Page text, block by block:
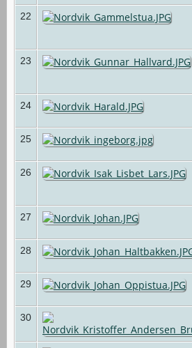
22
23
24
25
26
27
28
29
30